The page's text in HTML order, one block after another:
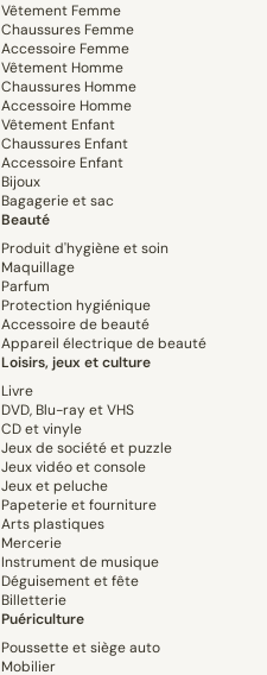
Vêtement Femme
Chaussures Femme
Accessoire Femme
Vêtement Homme
Chaussures Homme
Accessoire Homme
Vêtement Enfant
Chaussures Enfant
Accessoire Enfant
Bijoux
Bagagerie et sac
Beauté
Produit d'hygiène et soin
Maquillage
Parfum
Protection hygiénique
Accessoire de beauté
Appareil électrique de beauté
Loisirs, jeux et culture
Livre
DVD, Blu-ray et VHS
CD et vinyle
Jeux de société et puzzle
Jeux vidéo et console
Jeux et peluche
Papeterie et fourniture
Arts plastiques
Mercerie
Instrument de musique
Déguisement et fête
Billetterie
Puériculture
Poussette et siège auto
Mobilier